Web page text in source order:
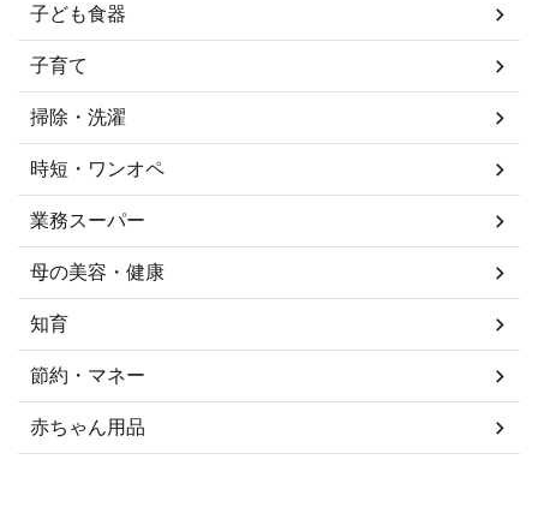
子ども食器
子育て
掃除・洗濯
時短・ワンオペ
業務スーパー
母の美容・健康
知育
節約・マネー
赤ちゃん用品